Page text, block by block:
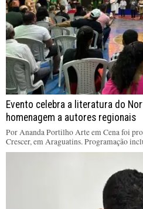
Evento celebra a literatura do
homenagem a autores regionais
Por Ananda Portilho Arte em Cena foi
Crescer, em Araguatins. Programação